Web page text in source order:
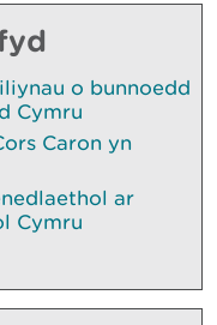
o bunnoedd
Cymru
Caron yn
ar
Cymru